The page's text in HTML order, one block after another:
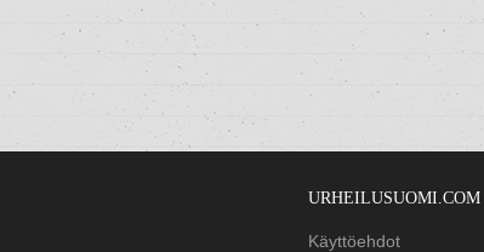
URHEILUSUOMI.COM
Käyttöehdot